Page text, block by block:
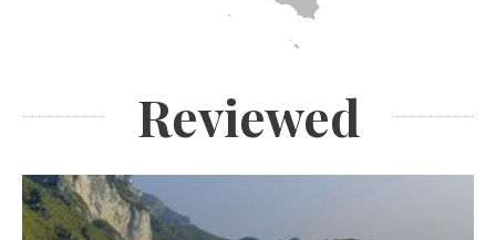
Reviewed